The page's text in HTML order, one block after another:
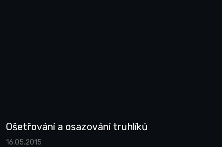
Ošetřování a osazování truhlíků
16.05.2015